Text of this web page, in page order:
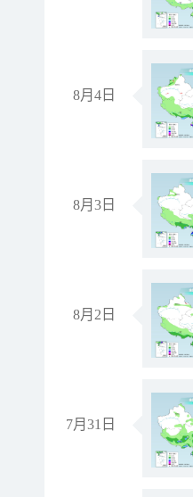
8月4日
8月3日
8月2日
7月31日